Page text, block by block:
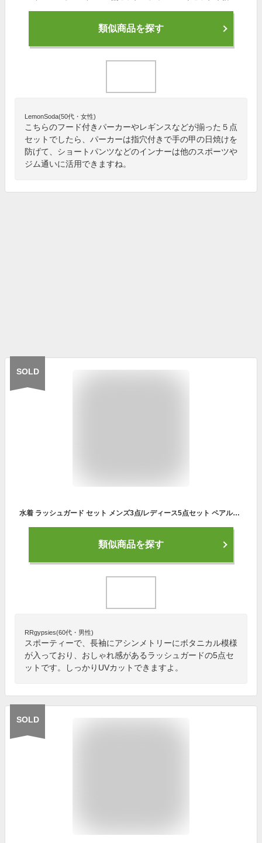
類似商品を探す
LemonSoda(50代・女性)
こちらのフード付きパーカーやレギンスなどが揃った５点
セットでしたら、パーカーは指穴付きで手の甲の日焼けを
防げて、ショートパンツなどのインナーは他のスポーツや
ジム通いに活用できますね。
SOLD
水着 ラッシュガード セット メンズ3点/レディース5点セット ペアルック 長袖 uv レギンス ハーフパンツ 上下セット シュノーケリング レディース 体型カバー セパレート 大きいサイズ 日焼け止め 水泳 水遊び 夏 夏対策 海 プール ハワイ 旅行 おしゃれ 暑さ対策
類似商品を探す
RRgypsies(60代・男性)
スポーティーで、長袖にアシンメトリーにボタニカル模様
が入っており、おしゃれ感があるラッシュガードの5点セ
ットです。しっかりUVカットできますよ。
SOLD